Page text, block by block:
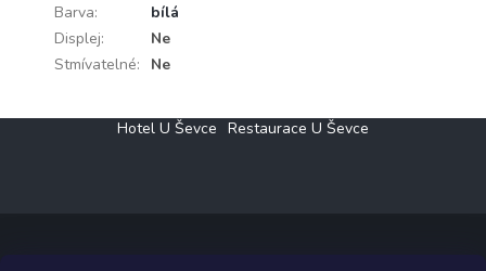
Barva:
bílá
Displej:
Ne
Stmívatelné: Ne
Hotel U Ševce Restaurace U Ševce